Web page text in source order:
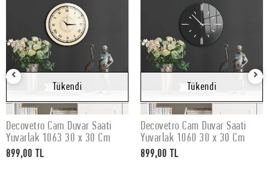
Stokta Yok
Tükendi
Decovetro Cam Duvar Saati
Yuvarlak 1063 30 x 30 Cm
899,00 TL
Stokta Yok
Tükendi
Decovetro Cam Duvar Saati
Yuvarlak 1060 30 x 30 Cm
899,00 TL